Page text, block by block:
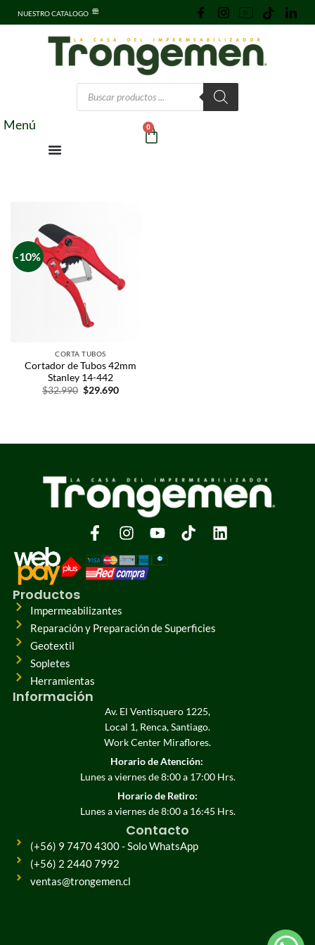
NUESTRO CATALOGO
Menú 0
-10%
CORTA TUBOS
Cortador de Tubos 42mm
Stanley 14-442
$32.990 $29.690
Información
Av. El Ventisquero 1225,
Local 1, Renca, Santiago.
Work Center Miraflores.
Horario de Atención:
Lunes a viernes de 8:00 a 17:00 Hrs.
Horario de Retiro:
Lunes a viernes de 8:00 a 16:45 Hrs.
Productos
Impermeabilizantes
Reparación y Preparación de Superficies
Geotextil
Sopletes
Herramientas
Contacto
(+56) 9 7470 4300 - Solo WhatsApp
(+56) 2 2440 7992
ventas@trongemen.cl